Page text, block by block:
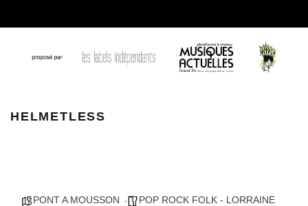
HELMETLESS
PONT A MOUSSON POP ROCK FOLK - LORRAINE